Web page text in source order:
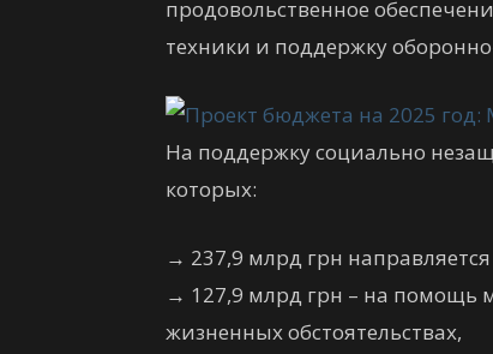
продовольственное
техники и поддержку
На поддержку социально
которых:
→ 237,9 млрд грн
→ 127,9 млрд грн – на
жизненных обстоятельствах,